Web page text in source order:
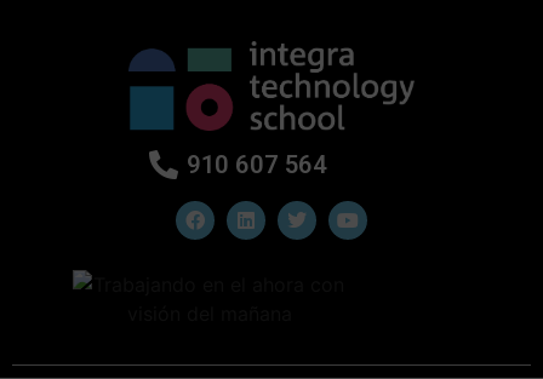
910 607 564